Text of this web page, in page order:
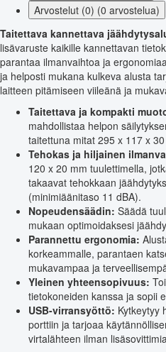
Arvostelut (0) (0 arvostelua)
Taitettava kannettava
lisävaruste kaikille kannettavan
parantaa ilmanvaihtoa ja
ja helposti mukana kulkeva alusta
laitteen pitämiseen viileänä ja
Taitettava ja kompakti
mahdollistaa helpon
taitettuna mitat 295 x 117 x
Tehokas ja hiljainen
120 x 20 mm tuulettimella,
takaavat tehokkaan
(minimiäänitaso 11 dBA).
Nopeudensäädin: Säädä
mukaan optimoidaksesi
Parannettu ergonomia:
korkeammalle, parantaen
mukavampaa ja
Yleinen yhteensopivuus:
tietokoneiden kanssa ja sopii
USB-virransyöttö: Kytkeytyy
porttiin ja tarjoaa
virtalähteen ilman